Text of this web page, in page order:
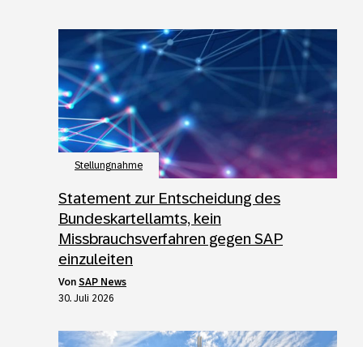
Stellungnahme
Statement zur Entscheidung des
Bundeskartellamts, kein
Missbrauchsverfahren gegen SAP
einzuleiten
von SAP News
30. Juli 2026